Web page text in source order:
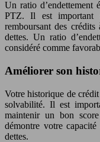
Un ratio d’endettement
PTZ. Il est important
remboursant des
dettes. Un ratio
considéré comme
Améliorer son
Votre historique de
solvabilité. Il est
maintenir un bon
démontre votre
dettes.